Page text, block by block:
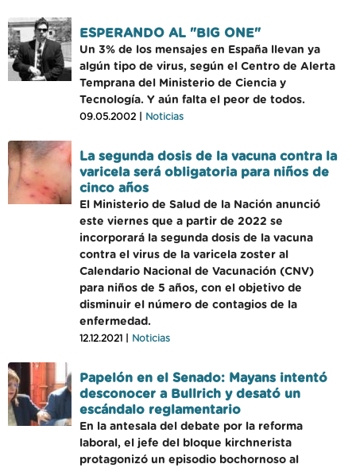
ESPERANDO AL "BIG ONE"
Un 3% de los mensajes en España llevan ya
algún tipo de virus, según el Centro de Alerta
Temprana del Ministerio de Ciencia y
Tecnología. Y aún falta el peor de todos.
09.05.2002 | Noticias
La segunda dosis de la vacuna contra la
varicela será obligatoria para niños de
cinco años
El Ministerio de Salud de la Nación anunció
este viernes que a partir de 2022 se
incorporará la segunda dosis de la vacuna
contra el virus de la varicela zoster al
Calendario Nacional de Vacunación (CNV)
para niños de 5 años, con el objetivo de
disminuir el número de contagios de la
enfermedad.
12.12.2021 | Noticias
Papelón en el Senado: Mayans intentó
desconocer a Bullrich y desató un
escándalo reglamentario
En la antesala del debate por la reforma
laboral, el jefe del bloque kirchnerista
protagonizó un episodio bochornoso al